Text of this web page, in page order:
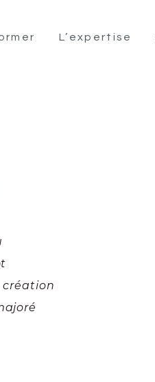
L’expertise
création